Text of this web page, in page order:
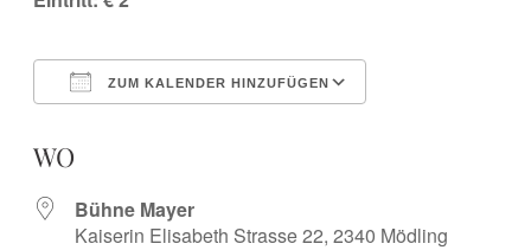
ZUM KALENDER HINZUFÜGEN
WO
Bühne Mayer
Kaiserin Elisabeth Strasse 22, 2340 Mödling